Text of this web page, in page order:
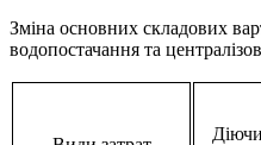
Зміна основних складових
водопостачання та